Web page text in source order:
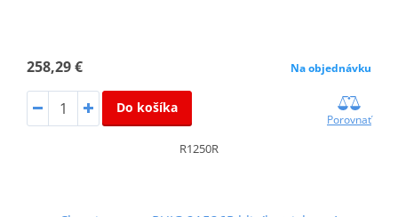
258,29 € Na objednávku
Do košíka
Porovnať
R1250R